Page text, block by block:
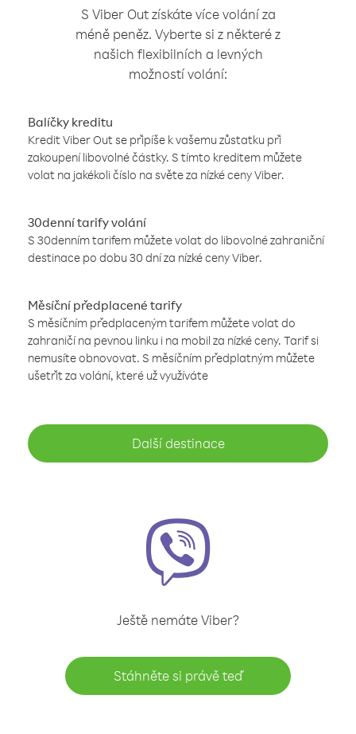
S Viber Out získáte více volání za
méně peněz. Vyberte si z některé z
našich flexibilních a levných
možností volání:
Balíčky kreditu
Kredit Viber Out se připíše k vašemu zůstatku při
zakoupení libovolné částky. S tímto kreditem můžete
volat na jakékoli číslo na světe za nízké ceny Viber.
30denní tarify volání
S 30denním tarifem můžete volat do libovolné zahraniční
destinace po dobu 30 dní za nízké ceny Viber.
Měsíční předplacené tarify
S měsíčním předplaceným tarifem můžete volat do
zahraničí na pevnou linku i na mobil za nízké ceny. Tarif si
nemusíte obnovovat. S měsíčním předplatným můžete
ušetřit za volání, které už využíváte
Další destinace
Ještě nemáte Viber?
Stáhněte si právě teď